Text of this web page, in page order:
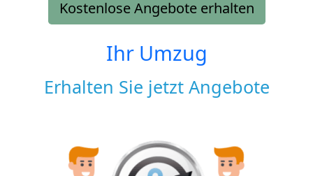
Kostenlose Angebote erhalten
Ihr Umzug
Erhalten Sie jetzt Angebote